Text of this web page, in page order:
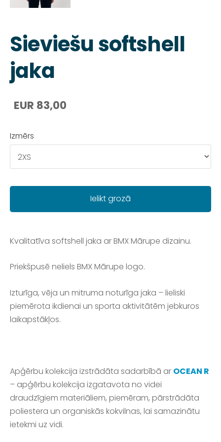
Sieviešu softshell
jaka
EUR 83,00
Izmērs
Ielikt grozā
Kvalitatīva softshell jaka ar BMX Mārupe dizainu.
Priekšpusē neliels BMX Mārupe logo.
Izturīga, vēja un mitruma noturīga jaka – lieliski
piemērota ikdienai un sporta aktivitātēm jebkuros
laikapstākļos.
Apģērbu kolekcija izstrādāta sadarbībā ar OCEAN R
– apģērbu kolekcija izgatavota no videi
draudzīgiem materiāliem, piemēram, pārstrādāta
poliestera un organiskās kokvilnas, lai samazinātu
ietekmi uz vidi.